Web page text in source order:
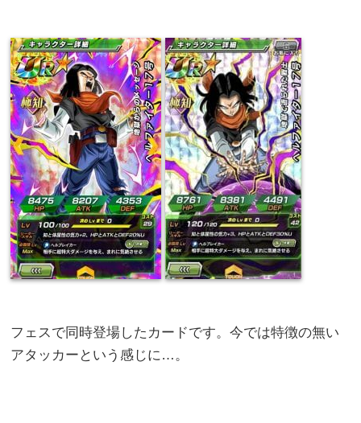
フェスで同時登場したカードです。今では特徴の無い
アタッカーという感じに…。